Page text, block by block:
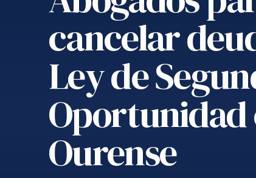
cancelar
Ley de
Oportunidad
Ourense